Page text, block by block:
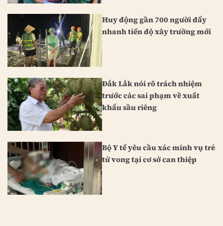
Huy động gần 700 người đẩy
nhanh tiến độ xây trường mới
Đắk Lắk nói rõ trách nhiệm
trước các sai phạm về xuất
khẩu sầu riêng
Bộ Y tế yêu cầu xác minh vụ trẻ
tử vong tại cơ sở can thiệp